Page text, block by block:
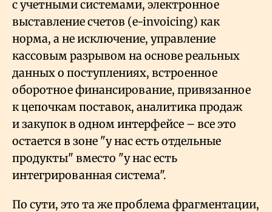
с учетными системами, электронное
выставление счетов (e-invoicing) как
норма, а не исключение, управление
кассовым разрывом на основе реальных
данных о поступлениях, встроенное
оборотное финансирование, привязанное
к цепочкам поставок, аналитика продаж
и закупок в одном интерфейсе – все это
остается в зоне "у нас есть отдельные
продукты" вместо "у нас есть
интегрированная система".
По сути, это та же проблема фрагментации,